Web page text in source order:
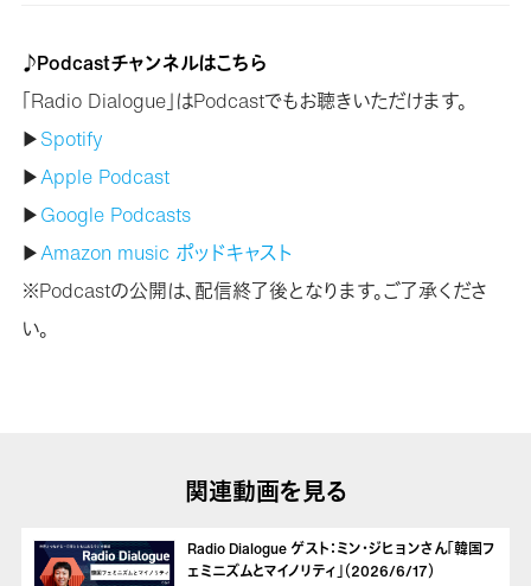
♪Podcastチャンネルはこちら
「Radio Dialogue」はPodcastでもお聴きいただけます。
▶Spotify
▶Apple Podcast
▶Google Podcasts
▶Amazon music ポッドキャスト
※Podcastの公開は、配信終了後となります。ご了承くださ
い。
関連動画を見る
Radio Dialogue ゲスト：ミン・ジヒョンさん「韓国フ
ェミニズムとマイノリティ」（2026/6/17）